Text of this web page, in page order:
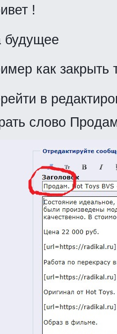
!
будущее
как закрыть
в
слово